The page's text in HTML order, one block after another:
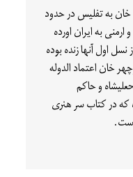
به تفلیس در حدود
به ایران اورده
دهه ۱۸۵۰ هنوز نسل اول آنها زنده بوده
خان اعتماد الدوله
و حاکم
در کتاب سر هنری